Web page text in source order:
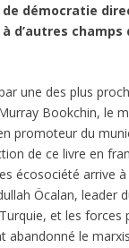
démocratie
d’autres champs
une des plus
Bookchin, le
promoteur du
de ce livre en
écosociété arrive
Öcalan, leader
et les forces
abandonné le